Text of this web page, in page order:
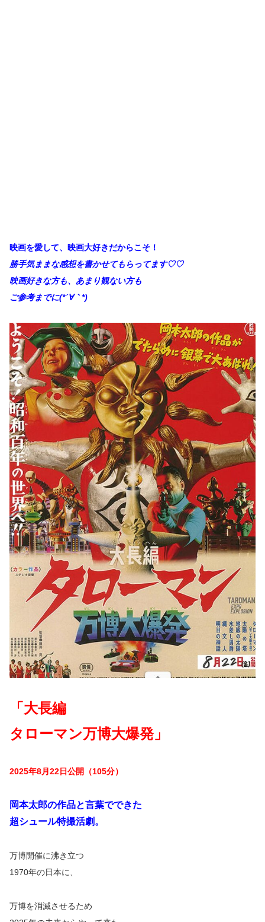
映画を愛して、映画大好きだからこそ！
勝手気ままな感想を書かせてもらってます♡♡
映画好きな方も、あまり観ない方も
ご参考までに(*´∀｀*)
「大長編
タローマン万博大爆発」
2025年8月22日公開（105分）
岡本太郎の作品と言葉でできた
超シュール特撮活劇。
万博開催に沸き立つ
1970年の日本に、
万博を消滅させるため